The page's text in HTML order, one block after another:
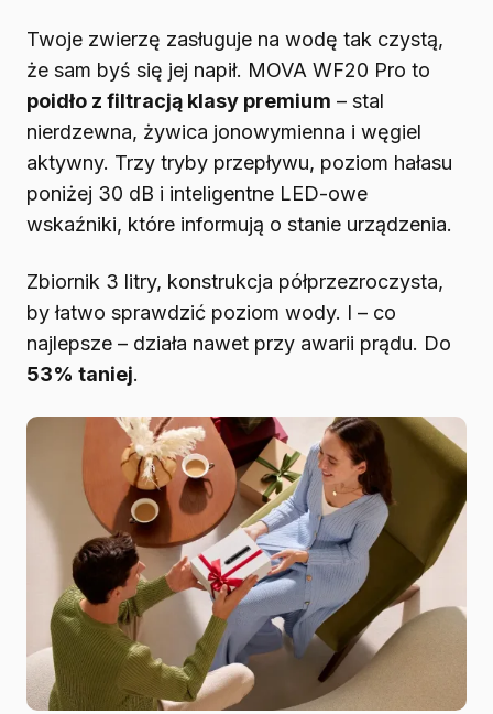
Twoje zwierzę zasługuje na wodę tak czystą,
że sam byś się jej napił. MOVA WF20 Pro to
poidło z filtracją klasy premium – stal
nierdzewna, żywica jonowymienna i węgiel
aktywny. Trzy tryby przepływu, poziom hałasu
poniżej 30 dB i inteligentne LED-owe
wskaźniki, które informują o stanie urządzenia.
Zbiornik 3 litry, konstrukcja półprzezroczysta,
by łatwo sprawdzić poziom wody. I – co
najlepsze – działa nawet przy awarii prądu. Do
53% taniej.